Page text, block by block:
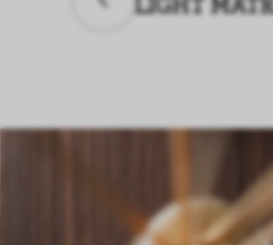
LIGHT